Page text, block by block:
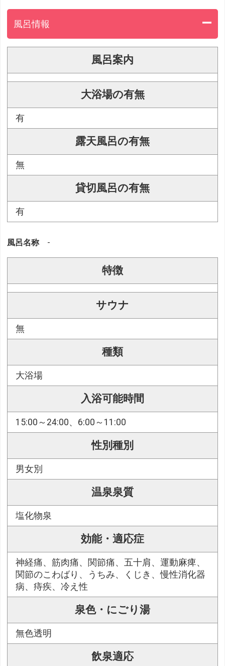
風呂情報
風呂案内
大浴場の有無
有
露天風呂の有無
無
貸切風呂の有無
有
風呂名称 -
特徴
サウナ
無
種類
大浴場
入浴可能時間
15:00～24:00、6:00～11:00
性別種別
男女別
温泉泉質
塩化物泉
効能・適応症
神経痛、筋肉痛、関節痛、五十肩、運動麻痺、
関節のこわばり、うちみ、くじき、慢性消化器
病、痔疾、冷え性
泉色・にごり湯
無色透明
飲泉適応